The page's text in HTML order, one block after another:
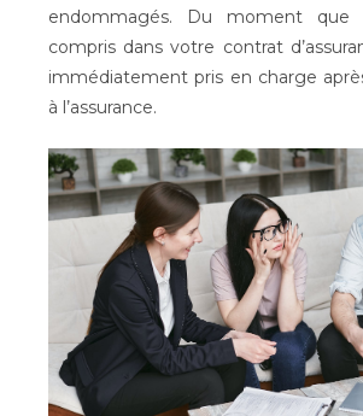
endommagés. Du moment que
compris dans votre contrat
immédiatement pris en charge
à l’assurance.